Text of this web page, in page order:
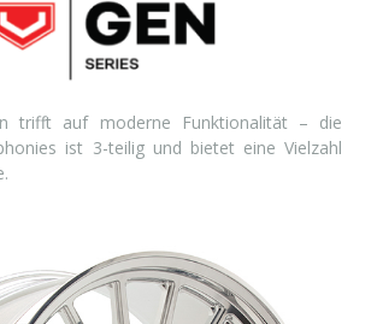
trifft auf moderne Funktionalität – die
ist 3-teilig und bietet eine Vielzahl